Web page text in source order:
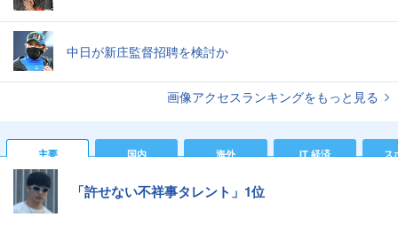
中日が新庄監督招聘を検討か
画像アクセスランキングをもっと見る
主要 国内 海外 IT 経済 ス
「許せない不祥事タレント」1位